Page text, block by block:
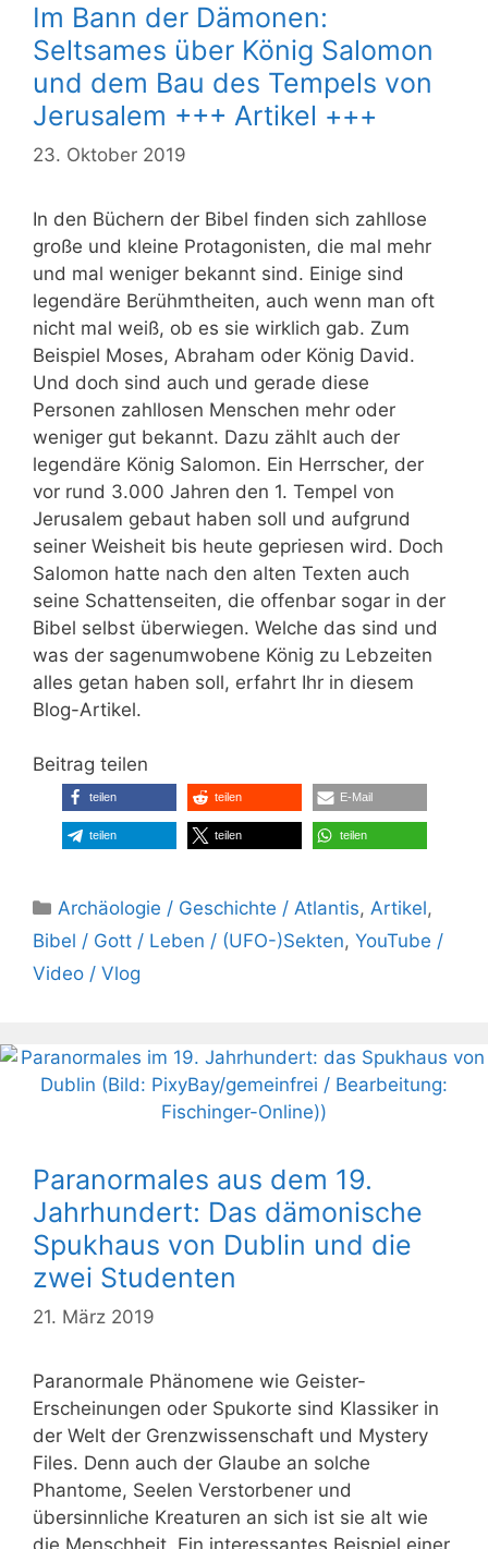
Im Bann der Dämonen:
Seltsames über König Salomon
und dem Bau des Tempels von
Jerusalem +++ Artikel +++
23. Oktober 2019
In den Büchern der Bibel finden sich zahllose
große und kleine Protagonisten, die mal mehr
und mal weniger bekannt sind. Einige sind
legendäre Berühmtheiten, auch wenn man oft
nicht mal weiß, ob es sie wirklich gab. Zum
Beispiel Moses, Abraham oder König David.
Und doch sind auch und gerade diese
Personen zahllosen Menschen mehr oder
weniger gut bekannt. Dazu zählt auch der
legendäre König Salomon. Ein Herrscher, der
vor rund 3.000 Jahren den 1. Tempel von
Jerusalem gebaut haben soll und aufgrund
seiner Weisheit bis heute gepriesen wird. Doch
Salomon hatte nach den alten Texten auch
seine Schattenseiten, die offenbar sogar in der
Bibel selbst überwiegen. Welche das sind und
was der sagenumwobene König zu Lebzeiten
alles getan haben soll, erfahrt Ihr in diesem
Blog-Artikel.
Beitrag teilen
teilen teilen E-Mail
teilen teilen teilen
Kategorien
Archäologie / Geschichte / Atlantis,Artikel,
Bibel / Gott / Leben / (UFO-)Sekten, YouTube /
Video / Vlog
Paranormales aus dem 19.
Jahrhundert: Das dämonische
Spukhaus von Dublin und die
zwei Studenten
21. März 2019
Paranormale Phänomene wie Geister-
Erscheinungen oder Spukorte sind Klassiker in
der Welt der Grenzwissenschaft und Mystery
Files. Denn auch der Glaube an solche
Phantome, Seelen Verstorbener und
übersinnliche Kreaturen an sich ist sie alt wie
die Menschheit. Ein interessantes Beispiel einer